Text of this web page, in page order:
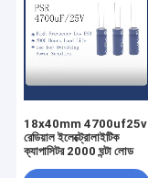
18x40mm 4700uf25v
রেডিয়াল ইলেক্ট্রোলাইটিক
ক্যাপাসিটর 2000 ঘন্টা লোড